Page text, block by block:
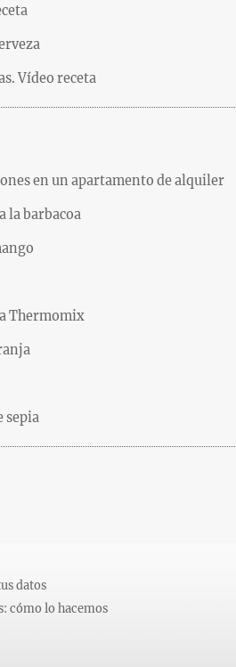
Vídeo receta
en un apartamento de alquiler
la barbacoa
Thermomix
sepia
datos
cómo lo hacemos